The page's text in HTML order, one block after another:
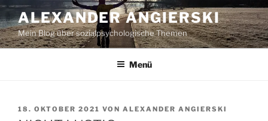
Zum
Inhalt
springen
ALEXANDER ANGIERSKI
Mein Blog über sozialpsychologische Themen
Menü
VERÖFFENTLICHT
AM
18. OKTOBER 2021 VON ALEXANDER ANGIERSKI